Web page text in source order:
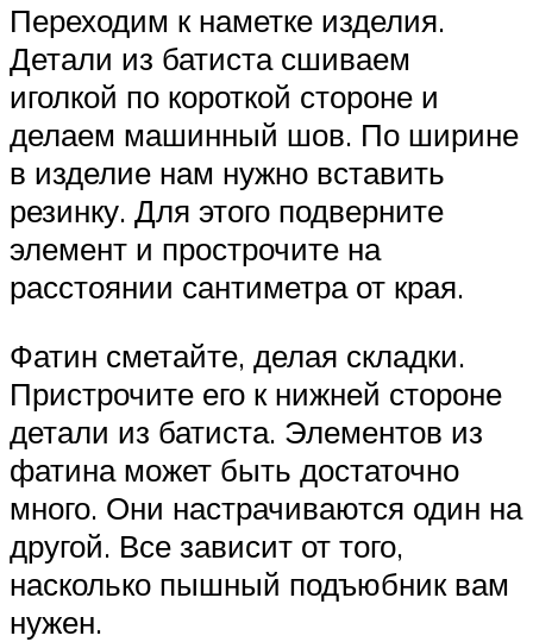
Переходим к наметке изделия.
Детали из батиста сшиваем
иголкой по короткой стороне и
делаем машинный шов. По ширине
в изделие нам нужно вставить
резинку. Для этого подверните
элемент и прострочите на
расстоянии сантиметра от края.
Фатин сметайте, делая складки.
Пристрочите его к нижней стороне
детали из батиста. Элементов из
фатина может быть достаточно
много. Они настрачиваются один на
другой. Все зависит от того,
насколько пышный подъюбник вам
нужен.